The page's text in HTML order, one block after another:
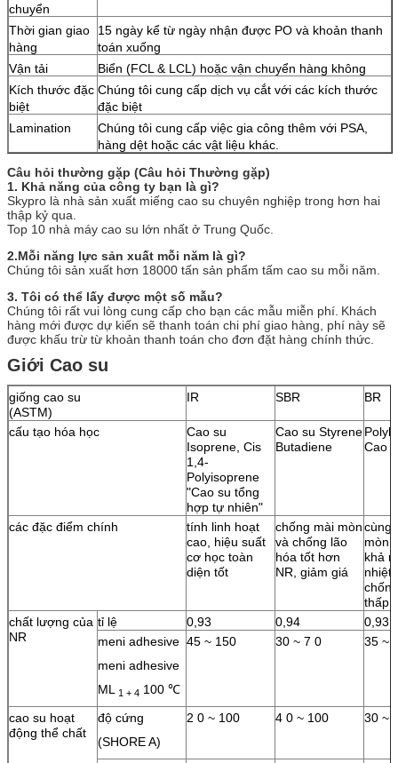
chuyển
Thời gian giao
hàng
15 ngày kể từ ngày nhận được PO và khoản thanh
toán xuống
Vận tải
Biển (FCL & LCL) hoặc vận chuyển hàng không
Kích thước đặc
biệt
Chúng tôi cung cấp dịch vụ cắt với các kích thước
đặc biệt
Lamination
Chúng tôi cung cấp việc gia công thêm với PSA,
hàng dệt hoặc các vật liệu khác.
Câu hỏi thường gặp (Câu hỏi Thường gặp)
1. Khả năng của công ty bạn là gì?
Skypro là nhà sản xuất miếng cao su chuyên nghiệp trong hơn hai
thập kỷ qua.
Top 10 nhà máy cao su lớn nhất ở Trung Quốc.
2.Mỗi năng lực sản xuất mỗi năm là gì?
Chúng tôi sản xuất hơn 18000 tấn sản phẩm tấm cao su mỗi năm.
3. Tôi có thể lấy được một số mẫu?
Chúng tôi rất vui lòng cung cấp cho bạn các mẫu miễn phí. Khách
hàng mới được dự kiến ​​sẽ thanh toán chi phí giao hàng, phí này sẽ
được khấu trừ từ khoản thanh toán cho đơn đặt hàng chính thức.
Giới Cao su
giống cao su
(ASTM)
IR SBR BR
cấu tạo hóa học
Cao su
Isoprene, Cis
1,4-
Polyisoprene
"Cao su tổng
hợp tự nhiên"
Cao su Styrene
Butadiene
Cao
các đặc điểm chính
tính linh hoạt
cao, hiệu suất
cơ học toàn
diện tốt
chống mài mòn
và chống lão
hóa tốt hơn
NR, giảm giá
cùng
mòn
khả
nhiệt
thấp
chất lượng của
NR
tỉ lệ 0,93 0,94
0,93
meni adhesive
meni adhesive
ML
1 + 4 100 ℃
45 ~ 150 30 ~ 7 0 35 ~
cao su hoạt
động thể chất
độ cứng
(SHORE A)
2 0 ~ 100 4 0 ~ 100 30 ~